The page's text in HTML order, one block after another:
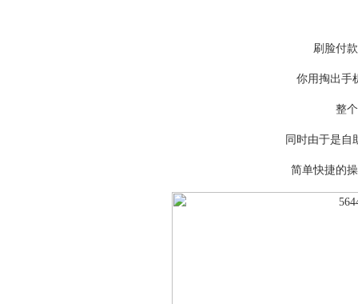
刷脸付
你用掏出手
整
同时由于是自
简单快捷的